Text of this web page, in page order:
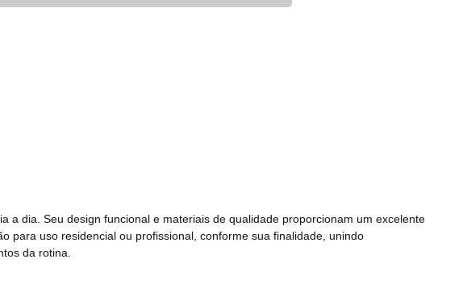
a dia. Seu design funcional e materiais de qualidade proporcionam um excelente
para uso residencial ou profissional, conforme sua finalidade, unindo
da rotina.